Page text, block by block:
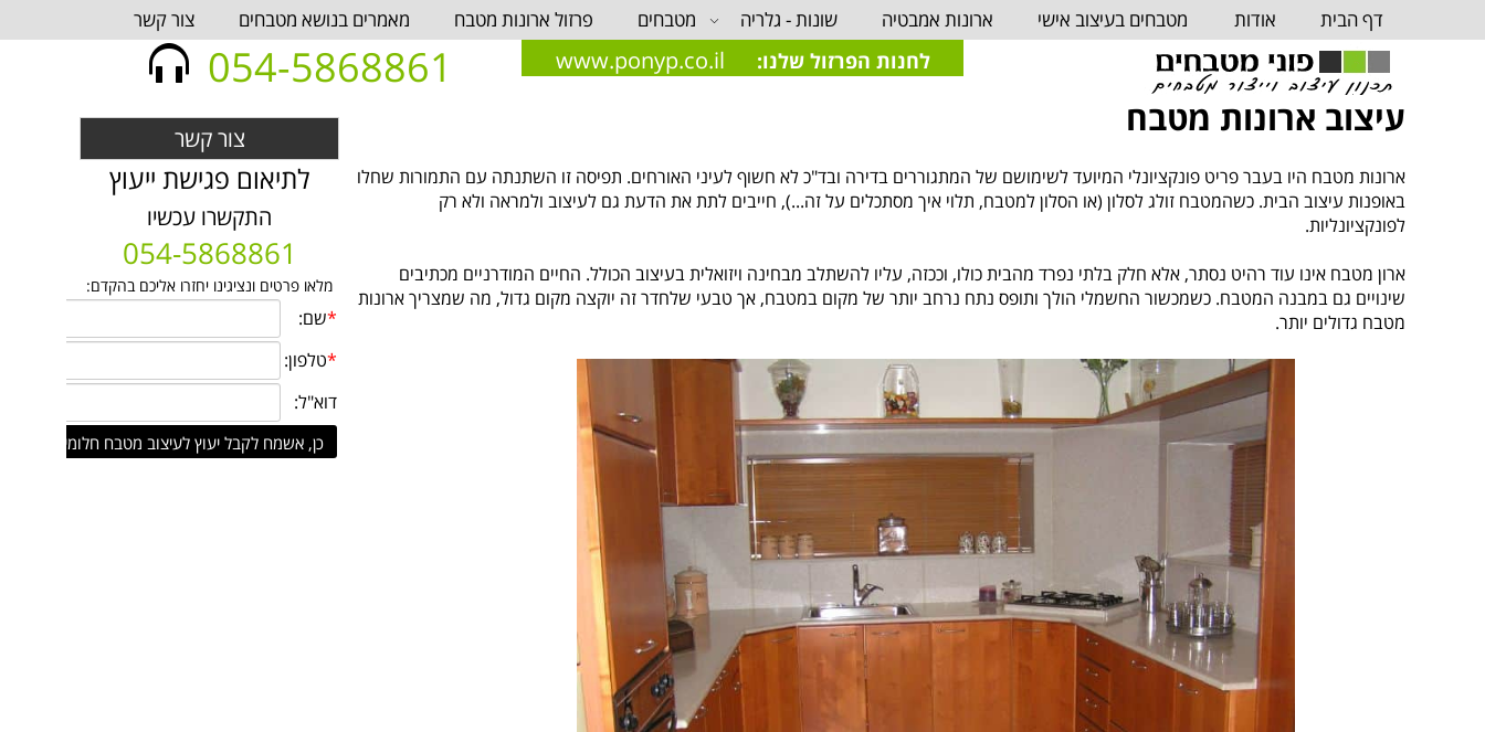
לחנות הפרזול שלנו: www.ponyp.co.il
054-5868861
דף הבית אודות מטבחים בעיצוב אישי ארונות אמבטיה שונות - גלריה מטבחים פרזול ארונות מטבח מאמרים בנושא מטבחים צור קשר
עיצוב ארונות מטבח
ארונות מטבח היו בעבר פריט פונקציונלי המיועד לשימושם של המתגוררים בדירה ובד"כ לא חשוף לעיני האורחים. תפיסה זו השתנתה עם התמורות שחלו
באופנות עיצוב הבית. כשהמטבח זולג לסלון (או הסלון למטבח, תלוי איך מסתכלים על זה...), חייבים לתת את הדעת גם לעיצוב ולמראה ולא רק
לפונקציונליות.
ארון מטבח אינו עוד רהיט נסתר, אלא חלק בלתי נפרד מהבית כולו, וככזה, עליו להשתלב מבחינה ויזואלית בעיצוב הכולל. החיים המודרניים מכתיבים
שינויים גם במבנה המטבח. כשמכשור החשמלי הולך ותופס נתח נרחב יותר של מקום במטבח, אך טבעי שלחדר זה יוקצה מקום גדול, מה שמצריך ארונות
מטבח גדולים יותר.
צור קשר
לתיאום פגישת ייעוץ
התקשרו עכשיו
054-5868861
מלאו פרטים ונציגינו יחזרו אליכם בהקדם: